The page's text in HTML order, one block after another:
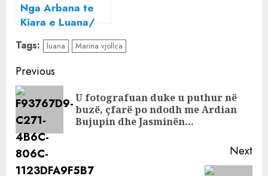
Nga Arbana te
Kiara e Luana/
Kush janë
moderatoret që
largohen nga
ekrani dhe ato që
rikthehen
Tags: luana Marina vjollca
Continue
Reading
Previous
U fotografuan duke u puthur në
buzë, çfarë po ndodh me Ardian
Bujupin dhe Jasminën…
Next